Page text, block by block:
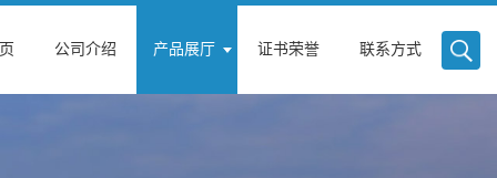
公司介绍 产品展厅 证书荣誉 联系方式